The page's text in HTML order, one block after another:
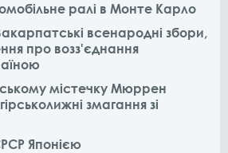
ралі в Монте Карло
всенародні збори,
про возз'єднання
містечку Мюррен
змагання зі
Японією